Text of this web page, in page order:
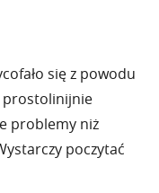
się z powodu
prostolinijnie
problemy niż
poczytać